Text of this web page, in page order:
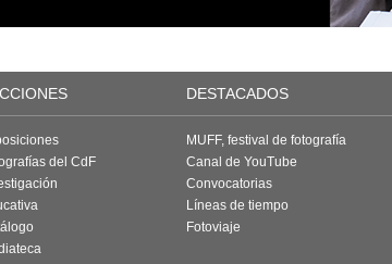
DESTACADOS
del CdF
MUFF, festival de fotografía
Canal de YouTube
Convocatorias
Líneas de tiempo
Fotoviaje